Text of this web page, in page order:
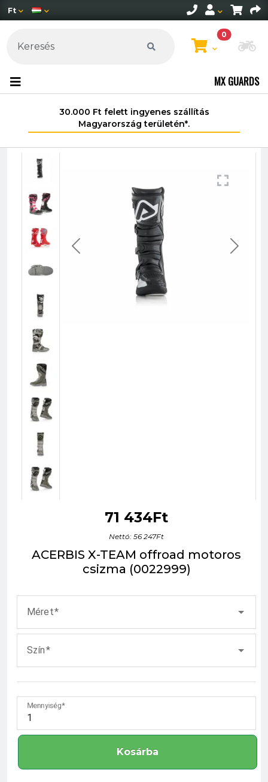
Ft
0
MX GUARDS
30.000 Ft felett ingyenes szállítás
Magyarország területén*.
71 434Ft
Nettó: 56 247Ft
ACERBIS X-TEAM offroad motoros
csizma (0022999)
Méret
Szín
Mennyiség
Kosárba